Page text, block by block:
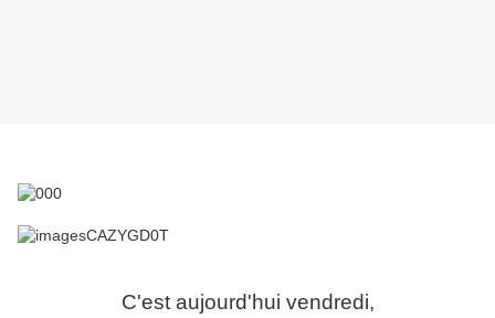
C'est aujourd'hui vendredi,